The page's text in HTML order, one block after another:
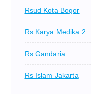
Rsud Kota Bogor
Rs Karya Medika 2
Rs Gandaria
Rs Islam Jakarta